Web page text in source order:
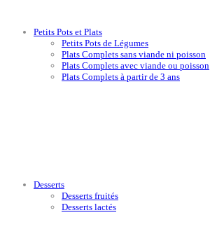
Petits Pots et Plats
Petits Pots de Légumes
Plats Complets sans viande ni poisson
Plats Complets avec viande ou poisson
Plats Complets à partir de 3 ans
Desserts
Desserts fruités
Desserts lactés